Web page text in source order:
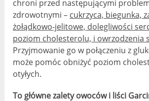
chroni przed następującymi
zdrowotnymi – cukrzyca, biegunka,
żołądkowo-jelitowe, dolegliwości
poziom cholesterolu, i owrzodzenia
Przyjmowanie go w połączeniu z
może pomóc obniżyć poziom
otyłych.
To główne zalety owoców i liści